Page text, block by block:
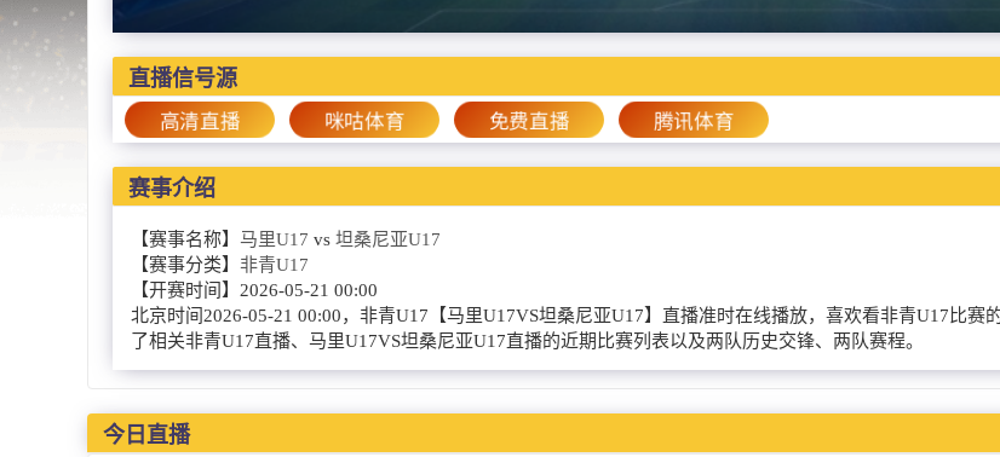
直播信号源
高清直播 咪咕体育 免费直播 腾讯体育
赛事介绍
【赛事名称】 马里U17 vs 坦桑尼亚U17
【赛事分类】 非青U17
【开赛时间】 2026-05-21 00:00
北京时间2026-05-21 00:00，非青U17【马里U17VS坦桑尼亚U17】直播准时在线播放，喜欢看非青U17比赛
了相关非青U17直播、马里U17VS坦桑尼亚U17直播的近期比赛列表以及两队历史交锋、两队赛程。
今日直播